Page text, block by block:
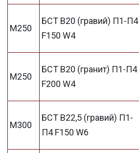
М250
БСТ В20 (гравий) П1-П4
F150 W4
М250
БСТ В20 (гранит) П1-П4
F200 W4
М300
БСТ В22,5 (гравий) П1-
П4 F150 W6